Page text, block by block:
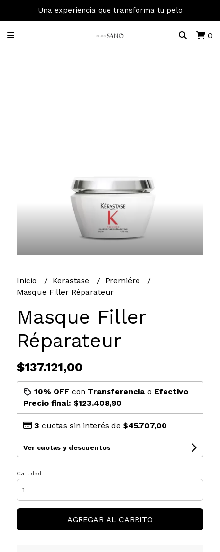
Una experiencia que transforma tu pelo
0
Inicio Kerastase
Premiére
Masque Filler Réparateur
Masque Filler
Réparateur
$137.121,00
10% OFF con Transferenciao Efectivo
Precio final: $123.408,90
3 cuotas sin interés de $45.707,00
Ver cuotas y descuentos
Cantidad
AGREGAR AL CARRITO